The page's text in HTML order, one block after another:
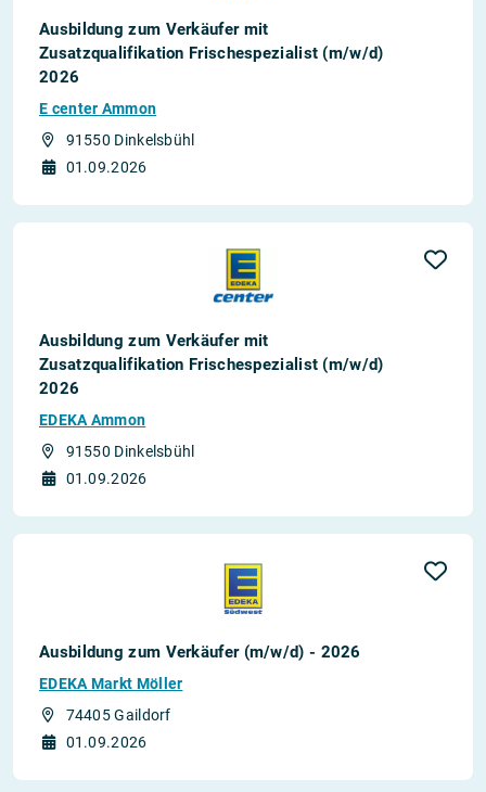
Ausbildung zum Verkäufer mit
Zusatzqualifikation Frischespezialist (m/w/d)
2026
E center Ammon
91550 Dinkelsbühl
01.09.2026
Ausbildung zum Verkäufer mit
Zusatzqualifikation Frischespezialist (m/w/d)
2026
EDEKA Ammon
91550 Dinkelsbühl
01.09.2026
Ausbildung zum Verkäufer (m/w/d) - 2026
EDEKA Markt Möller
74405 Gaildorf
01.09.2026